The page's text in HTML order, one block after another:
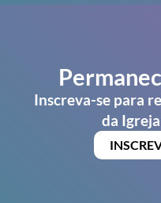
Inscreva-se para
da